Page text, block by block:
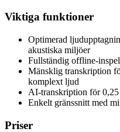
Viktiga funktioner
Optimerad
akustiska miljöer
Fullständig offline-
Mänsklig transkription
komplext ljud
AI-transkription för
Enkelt gränssnitt med
Priser